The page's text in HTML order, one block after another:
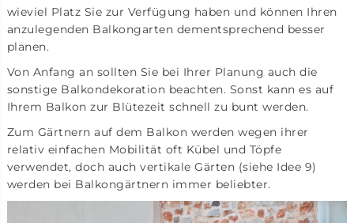
wieviel Platz Sie zur Verfügung haben und können Ihren
anzulegenden Balkongarten dementsprechend besser
planen.
Von Anfang an sollten Sie bei Ihrer Planung auch die
sonstige Balkondekoration beachten. Sonst kann es auf
Ihrem Balkon zur Blütezeit schnell zu bunt werden.
Zum Gärtnern auf dem Balkon werden wegen ihrer
relativ einfachen Mobilität oft Kübel und Töpfe
verwendet, doch auch vertikale Gärten (siehe Idee 9)
werden bei Balkongärtnern immer beliebter.